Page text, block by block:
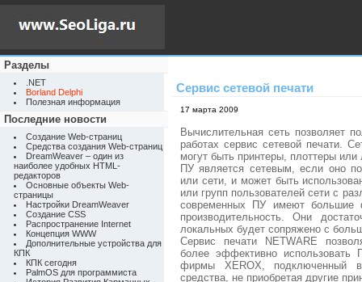
Разделы
.NET
Borland Delphi
Полезная информация
Последние новости
Создание Web-страниц
Средства создания Web-страниц
DreamWeaver – один из
наиболее удобных HTML-
редакторов
Основные объекты Web-
страницы
Настройки DreamWeaver
Создание CSS
Распространение Internet
Концепция WWW
Дополнительные устройства для
КПК
КПК сегодня
PalmOS для программиста
Сервис сетевой печати
17 марта 2009
Вычислительная сеть позволяет
работах сервис сетевой печати.
могут быть принтеры, плоттеры
ПУ является сетевым, если оно
или сети, и может быть
или групп пользователей сети с
современных ПУ имеют большие
производительность. Они
локальных будет сопряжено с
Сервис печати NETWARE
более эффективно использовать
фирмы XEROX, подключенный
средства, не приобретая другие